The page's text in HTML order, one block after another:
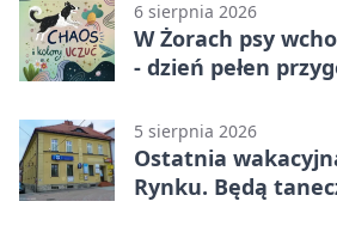
6 sierpnia 2026
W Żorach psy
- dzień pełen
5 sierpnia 2026
Ostatnia
Rynku. Będą